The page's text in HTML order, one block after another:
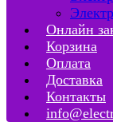
Онлайн
Корзина
Оплата
Доставка
Контакты